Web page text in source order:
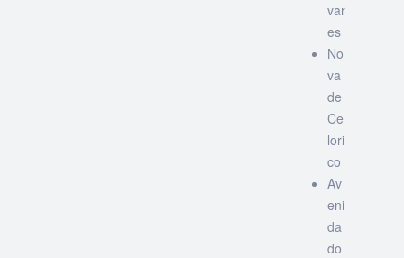
var
es
No
va
de
Ce
lori
co
Av
eni
da
do